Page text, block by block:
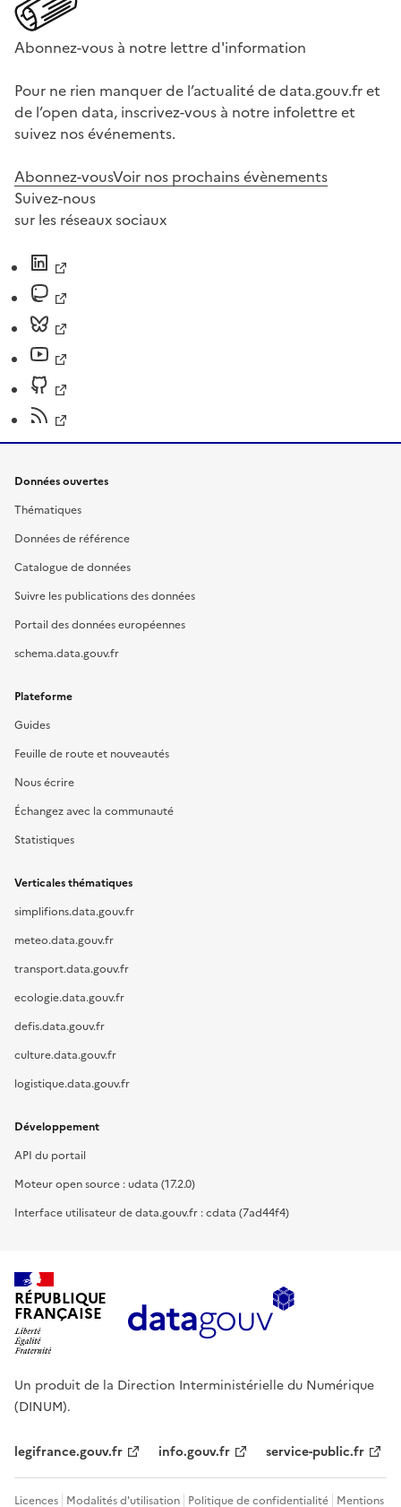
Abonnez-vous à notre lettre d'information
Pour ne rien manquer de l’actualité de data.gouv.fr et
de l’open data, inscrivez-vous à notre infolettre et
suivez nos événements.
Abonnez-vousVoir nos prochains évènements
Suivez-nous
sur les réseaux sociaux
Données ouvertes
Thématiques
Données de référence
Catalogue de données
Suivre les publications des données
Portail des données européennes
schema.data.gouv.fr
Plateforme
Guides
Feuille de route et nouveautés
Nous écrire
Échangez avec la communauté
Statistiques
Verticales thématiques
simplifions.data.gouv.fr
meteo.data.gouv.fr
transport.data.gouv.fr
ecologie.data.gouv.fr
defis.data.gouv.fr
culture.data.gouv.fr
logistique.data.gouv.fr
Développement
API du portail
Moteur open source : udata (17.2.0)
Interface utilisateur de data.gouv.fr : cdata (7ad44f4)
RÉPUBLIQUE
FRANÇAISE
Un produit de la Direction Interministérielle du Numérique
(DINUM).
legifrance.gouv.fr info.gouv.fr service-public.fr
Licences Modalités d'utilisation Politique de confidentialité Mentions